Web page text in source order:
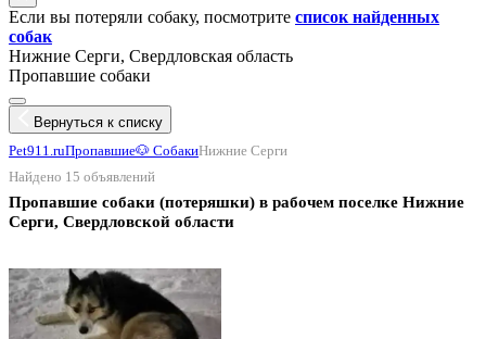
Если вы потеряли собаку, посмотрите список найденных
собак
Нижние Серги, Свердловская область
Пропавшие собаки
Вернуться к списку
Pet911.ruПропавшие🐶 СобакиНижние Серги
Найдено 15 объявлений
Пропавшие собаки (потеряшки) в рабочем поселке Нижние
Серги, Свердловской области